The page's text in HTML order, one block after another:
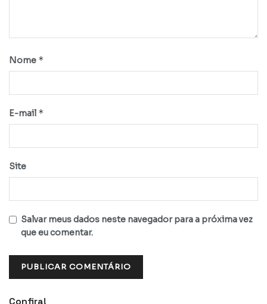
Nome *
E-mail *
Site
Salvar meus dados neste navegador para a próxima vez
que eu comentar.
Confira!